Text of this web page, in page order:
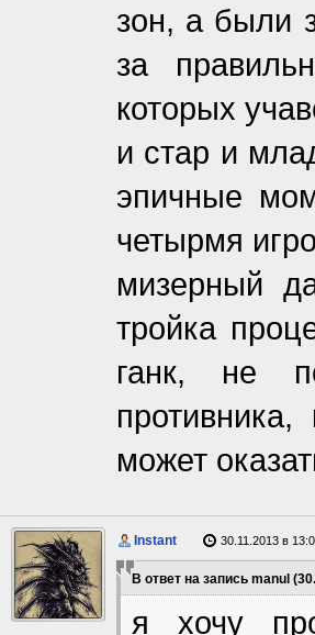
зон, а были
за
которых
и стар и
эпичные
четырмя
мизерный
тройка
ганк, не
может
Instant 30.11.2013 в
В ответ на запись manul
я хочу